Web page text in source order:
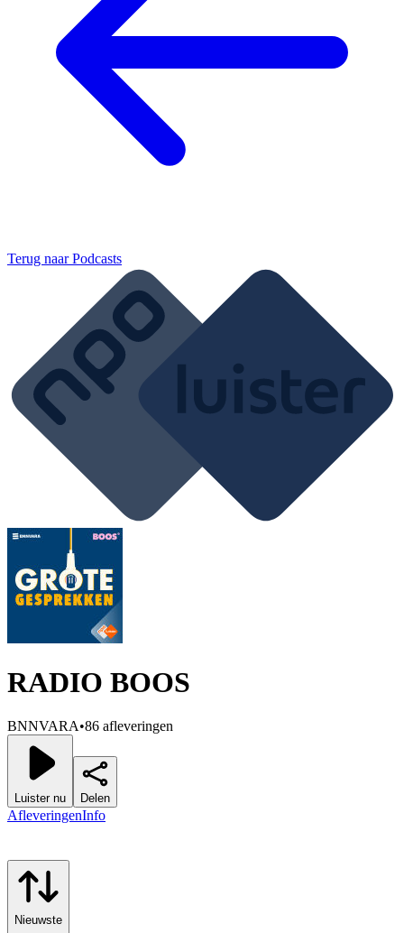
Terug naarPodcasts
RADIO BOOS
BNNVARA•86 afleveringen
Luister nu Delen
AfleveringenInfo
Nieuwste